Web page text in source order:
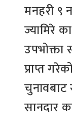
मनहरी ९
ज्यामिरे
प्राप्त
चुनावबाट
सानदार